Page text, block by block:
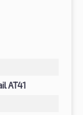
AT41